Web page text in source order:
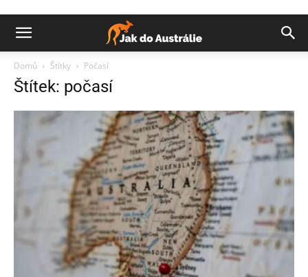
Domů Štítky Počasí
Štítek: počasí